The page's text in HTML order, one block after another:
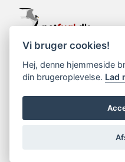
support@netfugl.dk
copyright © 2002-2023
Vi bruger cookies!
Hej, denne hjemmeside
din brugeroplevelse. Lad